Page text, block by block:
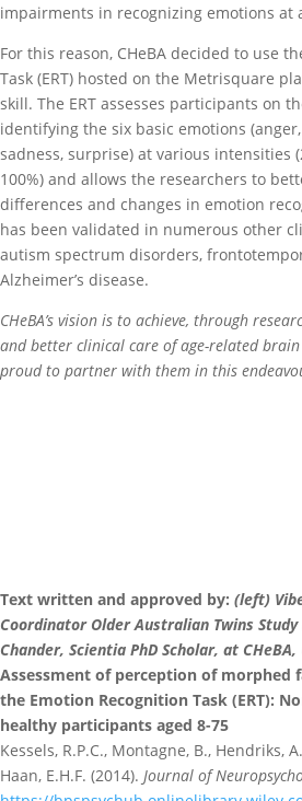
impairments in recognizing emotions at
For this reason, CHeBA decided to use
Task (ERT) hosted on the Metrisquare
skill. The ERT assesses participants on
identifying the six basic emotions
sadness, surprise) at various intensities
100%) and allows the researchers to
differences and changes in emotion
has been validated in numerous other
autism spectrum disorders,
Alzheimer’s disease.
CHeBA’s vision is to achieve, through
and better clinical care of age-related
proud to partner with them in this
Text written and approved by: (left)
Coordinator Older Australian Twins Study
Chander, Scientia PhD Scholar, at CHeBA,
Assessment of perception of morphed
the Emotion Recognition Task (ERT):
healthy participants aged 8-75
Kessels, R.P.C., Montagne, B., Hendriks,
Haan, E.H.F. (2014). Journal of